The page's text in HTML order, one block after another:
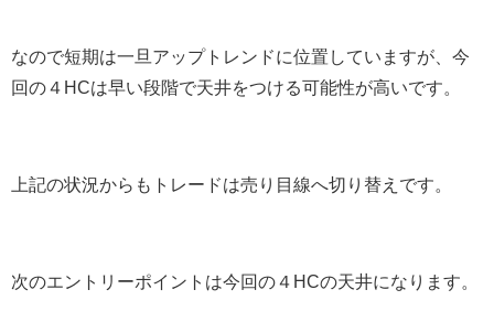
なので短期は一旦アップトレンドに位置していますが、今
回の４HCは早い段階で天井をつける可能性が高いです。
上記の状況からもトレードは売り目線へ切り替えです。
次のエントリーポイントは今回の４HCの天井になります。